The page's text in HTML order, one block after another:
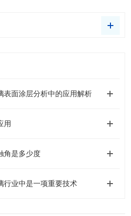
表面涂层分析中的应用解析
用
角是多少度
行业中是一项重要技术